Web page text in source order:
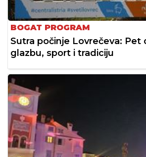
BOGAT PROGRAM
Sutra počinje Lovrečeva: Pet
glazbu, sport i tradiciju